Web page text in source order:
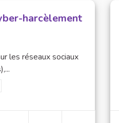
harcèlement
les réseaux sociaux
et Citoyenneté